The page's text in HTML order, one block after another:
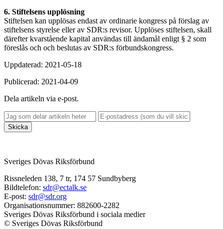
6. Stiftelsens upplösning
Stiftelsen kan upplösas endast av ordinarie kongress på förslag av
stiftelsens styrelse eller av SDR:s revisor. Upplöses stiftelsen, skall
därefter kvarstående kapital användas till ändamål enligt § 2 som
föreslås och och beslutas av SDR:s förbundskongress.
Uppdaterad: 2021-05-18
Publicerad: 2021-04-09
Dela artikeln via e-post.
Skicka
Sveriges Dövas Riksförbund
Rissneleden 138, 7 tr, 174 57 Sundbyberg
Bildtelefon: sdr@ectalk.se
E-post: sdr@sdr.org
Organisationsnummer: 882600-2282
Sveriges Dövas Riksförbund i sociala medier
© Sveriges Dövas Riksförbund